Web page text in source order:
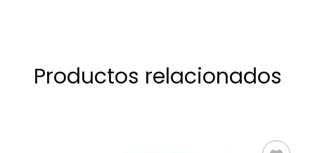
Productos relacionados